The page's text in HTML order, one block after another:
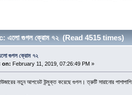
এলো গুগল ক্রোম ৭২ (Read 4515 times)
গুগল ক্রোম ৭২
on: February 11, 2019, 07:26:49 PM »
নতুন আপডেট উন্মুক্ত করেছে গুগল। ত্রুটি সারানোর